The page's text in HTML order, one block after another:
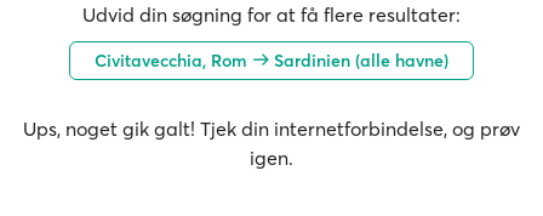
Udvid din søgning for at få flere resultater:
Civitavecchia, Rom Sardinien (alle havne)
Ups, noget gik galt! Tjek din internetforbindelse, og prøv
igen.